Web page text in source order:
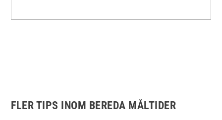
FLER TIPS INOM BEREDA MÅLTIDER